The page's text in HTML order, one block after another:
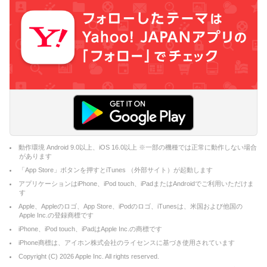
動作環境 Android 9.0以上、iOS 16.0以上 ※一部の機種では正常に動作しない場合
があります
「App Store」ボタンを押すとiTunes （外部サイト）が起動します
アプリケーションはiPhone、iPod touch、iPadまたはAndroidでご利用いただけま
す
Apple、Appleのロゴ、App Store、iPodのロゴ、iTunesは、米国および他国の
Apple Inc.の登録商標です
iPhone、iPod touch、iPadはApple Inc.の商標です
iPhone商標は、アイホン株式会社のライセンスに基づき使用されています
Copyright (C) 2026Apple Inc. All rights reserved.